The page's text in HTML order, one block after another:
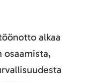
alkaa
osaamista,